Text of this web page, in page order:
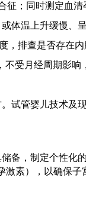
；同时测定血清
体温上升缓慢、
排查是否存在内
受月经周期影响
试管婴儿技术及
备，制定个性化
素），以确保子